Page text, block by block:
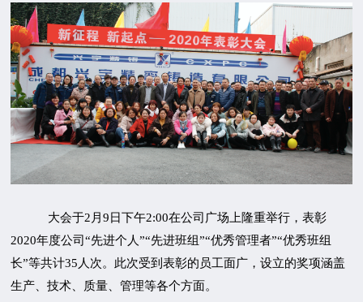
大会于2月9日下午2:00在公司广场上隆重举行，表彰
2020年度公司“先进个人”“先进班组”“优秀管理者”“优秀班组
长”等共计35人次。此次受到表彰的员工面广，设立的奖项涵盖
生产、技术、质量、管理等各个方面。